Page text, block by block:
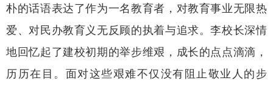
朴的话语表达了作为一名教育者，对教育事业无限热
爱、对民办教育义无反顾的执着与追求。李校长深情
地回忆起了建校初期的举步维艰，成长的点点滴滴，
历历在目。面对这些艰难不仅没有阻止敬业人的步